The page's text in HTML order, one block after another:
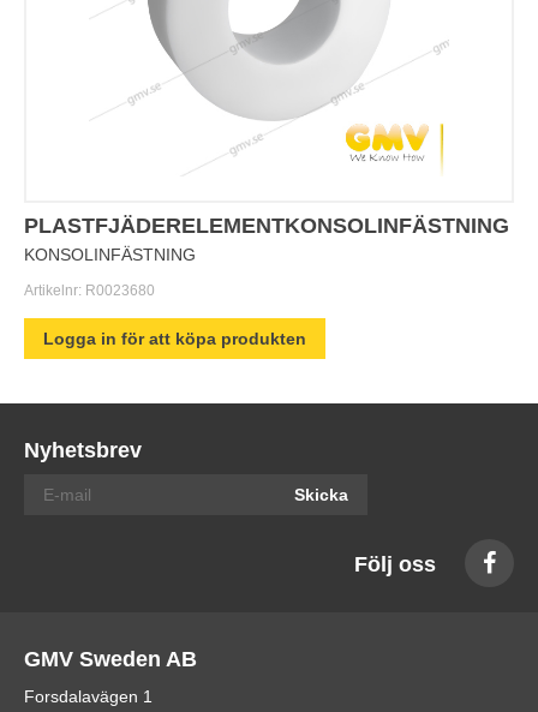
PLASTFJÄDERELEMENTKONSOLINFÄSTNING
KONSOLINFÄSTNING
Artikelnr: R0023680
Logga in för att köpa produkten
Nyhetsbrev
Skicka
Följ oss
GMV Sweden AB
Forsdalavägen 1